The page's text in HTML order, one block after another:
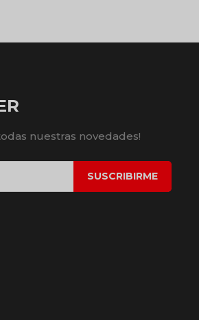
nuestras novedades!
SUSCRIBIRME